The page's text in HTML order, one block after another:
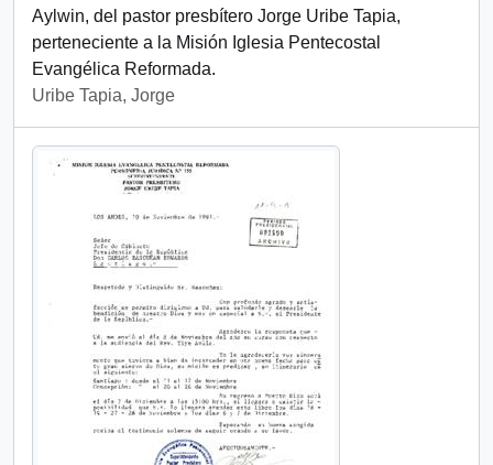
Aylwin, del pastor presbítero Jorge Uribe Tapia,
perteneciente a la Misión Iglesia Pentecostal
Evangélica Reformada.
Uribe Tapia, Jorge